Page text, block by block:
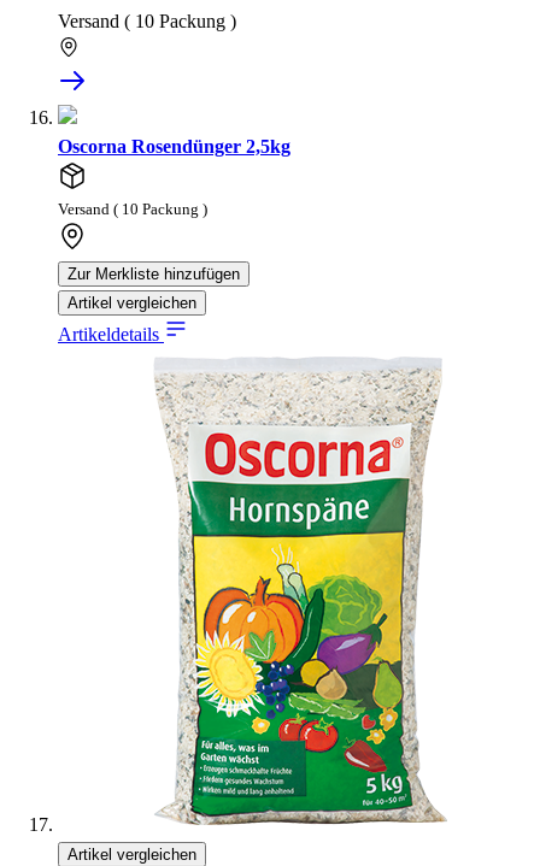
Versand ( 10 Packung )
Oscorna Rosendünger 2,5kg
Versand ( 10 Packung )
Zur Merkliste hinzufügen
Artikel vergleichen
Artikeldetails
Artikel vergleichen